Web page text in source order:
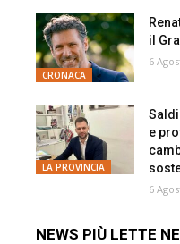
CRONACA
il
6
LA PROVINCIA
e
6
NEWS PIÙ LETTE